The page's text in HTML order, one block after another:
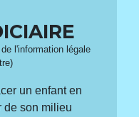
l'information légale
un enfant en
de son milieu